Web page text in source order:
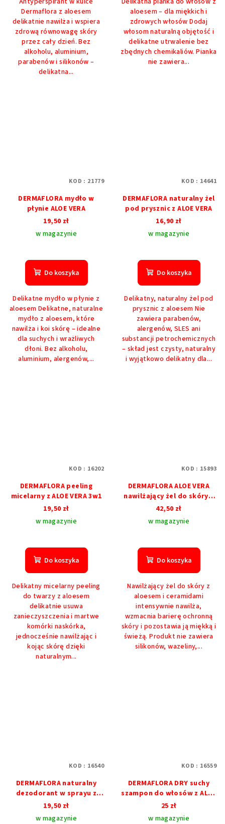
Dermaflora z aloesem
delikatnie nawilża i wspiera
zdrową równowagę skóry
przez cały dzień. Bez
alkoholu, aluminium,
parabenów i silikonów –
delikatna...
aloesem – dla miękkich i
zdrowych włosów Dodaj
włosom naturalną objętość i
delikatne utrwalenie bez
zbędnych chemikaliów. Pianka
nie zawiera...
DERMAFLORA mydło w
płynie ALOE VERA
19,50 zł
w magazynie
Do koszyka
Delikatne mydło w płynie z
aloesem Delikatne, naturalne
mydło z aloesem, które
nawilża i koi skórę – idealne
dla suchych i wrażliwych
dłoni. Bez alkoholu,
aluminium, alergenów,...
KOD : 21779
DERMAFLORA naturalny żel
pod prysznic z ALOE VERA
16,90 zł
w magazynie
Do koszyka
Delikatny, naturalny żel pod
prysznic z aloesem Nie
zawiera parabenów,
alergenów, SLES ani
substancji petrochemicznych
– skład jest czysty, naturalny
i wyjątkowo delikatny dla...
KOD : 14641
DERMAFLORA peeling
micelarny z ALOE VERA 3w1
19,50 zł
w magazynie
Do koszyka
Delikatny micelarny peeling
do twarzy z aloesem
delikatnie usuwa
zanieczyszczenia i martwe
komórki naskórka,
jednocześnie nawilżając i
kojąc skórę dzięki
naturalnym...
KOD : 16202
DERMAFLORA ALOE VERA
nawilżający żel do skóry z
CERAMIDY
42,50 zł
w magazynie
Do koszyka
Nawilżający żel do skóry z
aloesem i ceramidami
intensywnie nawilża,
wzmacnia barierę ochronną
skóry i pozostawia ją miękką i
świeżą. Produkt nie zawiera
silikonów, wazeliny,...
KOD : 15893
DERMAFLORA naturalny
dezodorant w sprayu z
ALOE VERA
19,50 zł
w magazynie
KOD : 16540
DERMAFLORA DRY suchy
szampon do włosów z ALOE
VERA
25 zł
w magazynie
KOD : 16559